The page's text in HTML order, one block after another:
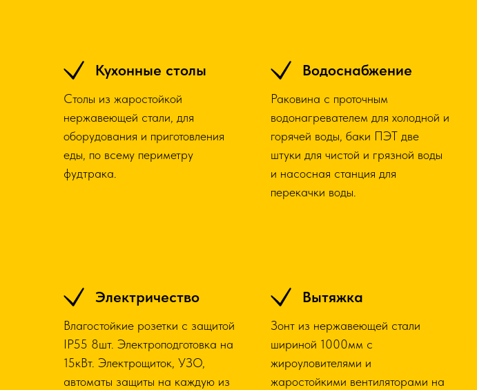
Кухонные столы
Столы из жаростойкой
нержавеющей стали, для
оборудования и приготовления
еды, по всему периметру
фудтрака.
Водоснабжение
Раковина с проточным
водонагревателем для холодной и
горячей воды, баки ПЭТ две
штуки для чистой и грязной воды
и насосная станция для
перекачки воды.
Электричество
Влагостойкие розетки с защитой
IP55 8шт. Электроподготовка на
15кВт. Электрощиток, УЗО,
автоматы защиты на каждую из
Вытяжка
Зонт из нержавеющей стали
шириной 1000мм с
жироуловителями и
жаростойкими вентиляторами на